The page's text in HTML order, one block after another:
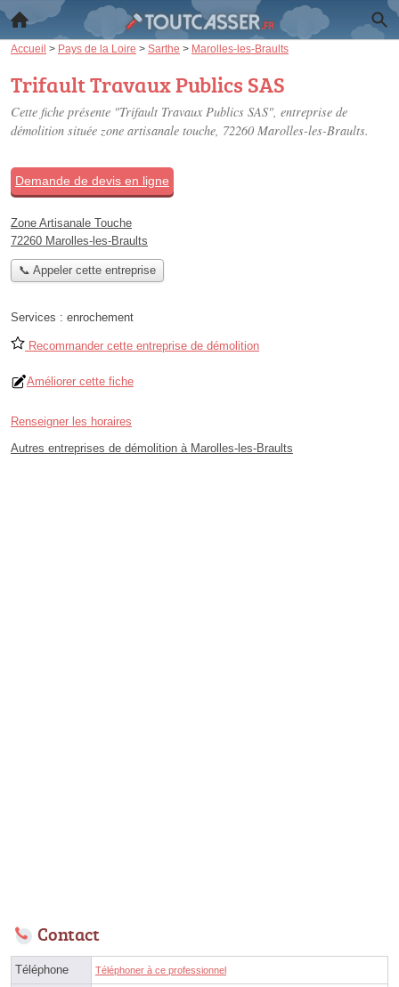
Accueil > Pays de la Loire > Sarthe > Marolles-les-Braults
Trifault Travaux Publics SAS
Cette fiche présente "Trifault Travaux Publics SAS", entreprise de
démolition située zone artisanale touche, 72260 Marolles-les-Braults.
Demande de devis en ligne
Zone Artisanale Touche
72260 Marolles-les-Braults
📞 Appeler cette entreprise
Services : enrochement
Recommander cette entreprise de démolition
Améliorer cette fiche
Renseigner les horaires
Autres entreprises de démolition à Marolles-les-Braults
Contact
Téléphone Téléphoner à ce professionnel